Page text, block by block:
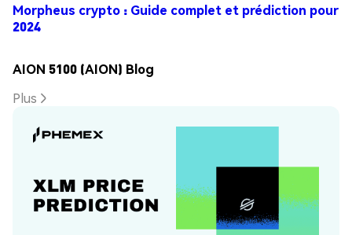
Morpheus crypto : Guide complet et prédiction pour
2024
AION 5100 (AION) Blog
Plus